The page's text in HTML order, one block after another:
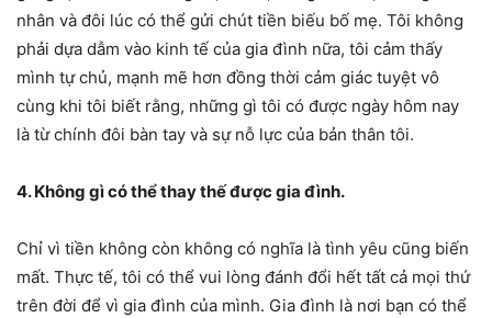
nhân và đôi lúc có thể gửi chút tiền biếu bố mẹ. Tôi không
phải dựa dẫm vào kinh tế của gia đình nữa, tôi cảm thấy
mình tự chủ, mạnh mẽ hơn đồng thời cảm giác tuyệt vô
cùng khi tôi biết rằng, những gì tôi có được ngày hôm nay
là từ chính đôi bàn tay và sự nỗ lực của bản thân tôi.
4. Không gì có thể thay thế được gia đình.
Chỉ vì tiền không còn không có nghĩa là tình yêu cũng biến
mất. Thực tế, tôi có thể vui lòng đánh đổi hết tất cả mọi thứ
trên đời để vì gia đình của mình. Gia đình là nơi bạn có thể